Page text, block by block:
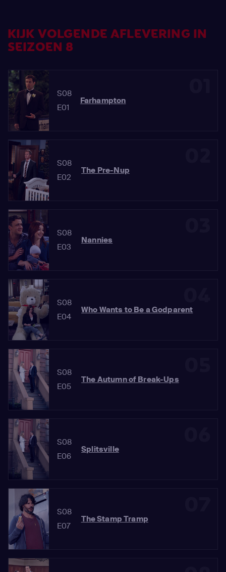
KIJK VOLGENDE AFLEVERING IN
SEIZOEN 8
S08
E01
Farhampton
S08
E02
The Pre-Nup
S08
E03
Nannies
S08
E04
Who Wants to Be a Godparent
S08
E05
The Autumn of Break-Ups
S08
E06
Splitsville
S08
E07
The Stamp Tramp